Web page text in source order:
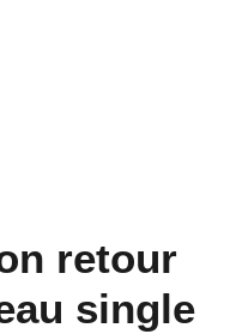
retour
single